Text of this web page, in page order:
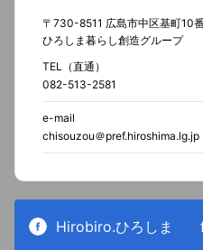
〒730-8511 広島市中区基町10
ひろしま暮らし創造グループ
TEL（直通）
082-513-2581
e-mail
chisouzou＠pref.hiroshima.lg.jp
Hirobiro.ひろしま